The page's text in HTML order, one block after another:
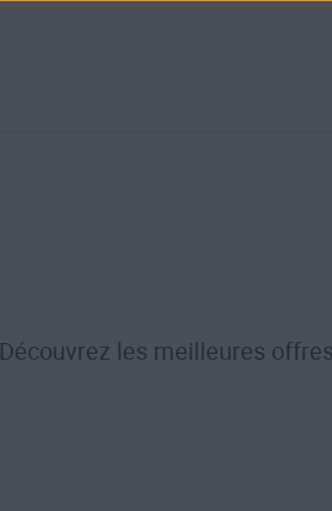
Découvrez les meilleures